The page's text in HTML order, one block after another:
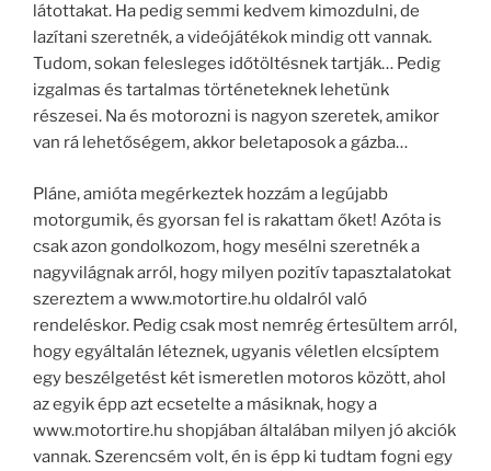
látottakat. Ha pedig semmi kedvem kimozdulni, de
lazítani szeretnék, a videójátékok mindig ott vannak.
Tudom, sokan felesleges időtöltésnek tartják… Pedig
izgalmas és tartalmas történeteknek lehetünk
részesei. Na és motorozni is nagyon szeretek, amikor
van rá lehetőségem, akkor beletaposok a gázba…
Pláne, amióta megérkeztek hozzám a legújabb
motorgumik, és gyorsan fel is rakattam őket! Azóta is
csak azon gondolkozom, hogy mesélni szeretnék a
nagyvilágnak arról, hogy milyen pozitív tapasztalatokat
szereztem a www.motortire.hu oldalról való
rendeléskor. Pedig csak most nemrég értesültem arról,
hogy egyáltalán léteznek, ugyanis véletlen elcsíptem
egy beszélgetést két ismeretlen motoros között, ahol
az egyik épp azt ecsetelte a másiknak, hogy a
www.motortire.hu shopjában általában milyen jó akciók
vannak. Szerencsém volt, én is épp ki tudtam fogni egy